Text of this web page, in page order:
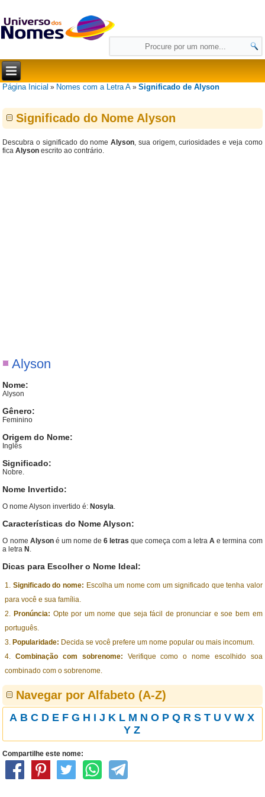
Página Inicial » Nomes com a Letra A »Significado de Alyson
Significado do Nome Alyson
Descubra o significado do nomeAlyson, sua origem, curiosidades e veja como
ficaAlyson escrito ao contrário.
Alyson
Nome:
Alyson
Gênero:
Feminino
Origem do Nome:
Inglês
Significado:
Nobre.
Nome Invertido:
O nome Alyson invertido é: Nosyla.
Características do Nome Alyson:
O nome Alysoné um nome de 6 letras que começa com a letraA e termina com
a letra N .
Dicas para Escolher o Nome Ideal:
Significado do nome: Escolha um nome com um significado que tenha valor
para você e sua família.
Pronúncia: Opte por um nome que seja fácil de pronunciar e soe bem em
português.
Popularidade: Decida se você prefere um nome popular ou mais incomum.
Combinação com sobrenome: Verifique como o nome escolhido soa
combinado com o sobrenome.
Navegar por Alfabeto (A-Z)
A B C D E F G H I J K L M N O P Q R S T U V W X
Y Z
Compartilhe este nome: